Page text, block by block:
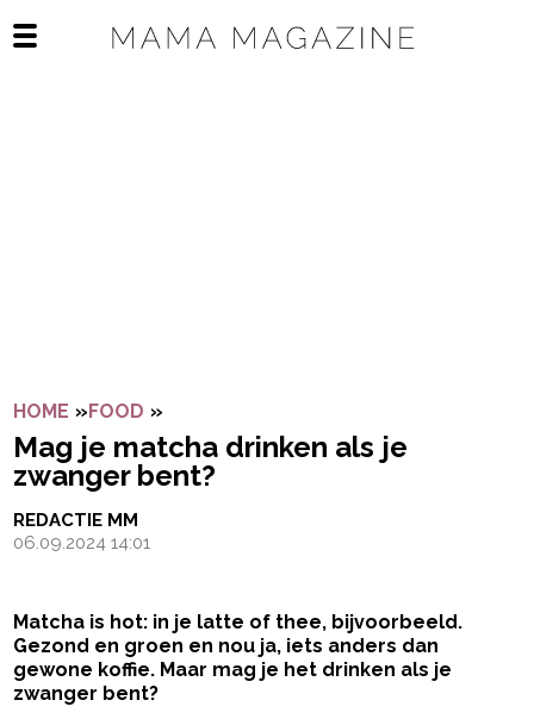
Open het mobiele menu
HOME »FOOD »
Mag je matcha drinken als je
zwanger bent?
REDACTIE MM
06.09.2024 14:01
Matcha is hot: in je latte of thee, bijvoorbeeld.
Gezond en groen en nou ja, iets anders dan
gewone koffie. Maar mag je het drinken als je
zwanger bent?